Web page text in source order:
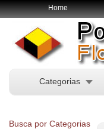
Home
Categorias
Busca por Categorias